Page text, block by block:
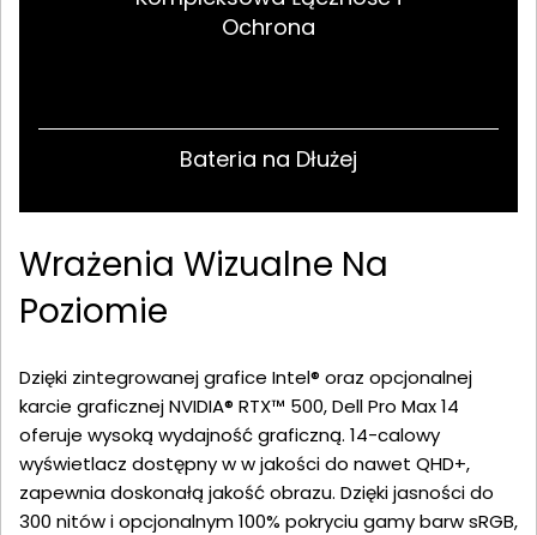
Ochrona
Bateria na Dłużej
Wrażenia Wizualne Na
Poziomie
Dzięki zintegrowanej grafice Intel® oraz opcjonalnej
karcie graficznej NVIDIA® RTX™ 500, Dell Pro Max 14
oferuje wysoką wydajność graficzną. 14-calowy
wyświetlacz dostępny w w jakości do nawet QHD+,
zapewnia doskonałą jakość obrazu. Dzięki jasności do
300 nitów i opcjonalnym 100% pokryciu gamy barw sRGB,